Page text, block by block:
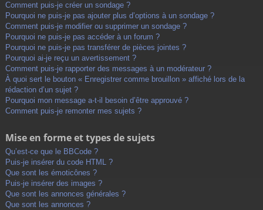
Comment puis-je créer un sondage ?
Pourquoi ne puis-je pas ajouter plus d’options à un sondage ?
Comment puis-je modifier ou supprimer un sondage ?
Pourquoi ne puis-je pas accéder à un forum ?
Pourquoi ne puis-je pas transférer de pièces jointes ?
Pourquoi ai-je reçu un avertissement ?
Comment puis-je rapporter des messages à un modérateur ?
À quoi sert le bouton « Enregistrer comme brouillon » affiché lors de la
rédaction d’un sujet ?
Pourquoi mon message a-t-il besoin d’être approuvé ?
Comment puis-je remonter mes sujets ?
Mise en forme et types de sujets
Qu’est-ce que le BBCode ?
Puis-je insérer du code HTML ?
Que sont les émoticônes ?
Puis-je insérer des images ?
Que sont les annonces générales ?
Que sont les annonces ?